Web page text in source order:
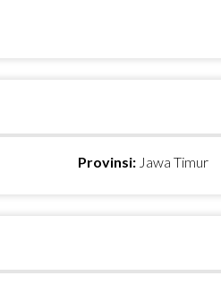
Provinsi: Jawa Timur